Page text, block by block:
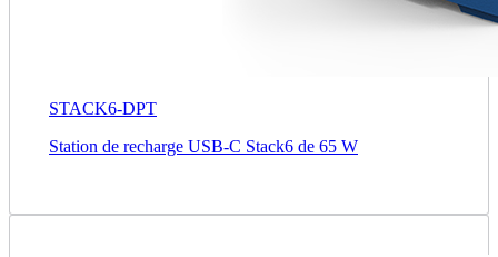
STACK6-DPT
Station de recharge USB-C Stack6 de 65 W